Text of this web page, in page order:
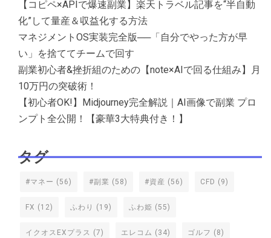
【コピペ×APIで爆速副業】楽天トラベル記事を“半自動
化”して量産＆収益化する方法
マネジメントOS実装完全版──「自分でやった方が早
い」を捨ててチームで回す
副業初心者&挫折組のための【note×AIで回る仕組み】月
10万円の突破術！
【初心者OK!】Midjourney完全解説｜AI画像で副業 プロ
ンプト全公開！【豪華3大特典付き！】
タグ
#マネー (56) #副業 (58) #資産 (56) CFD (9)
FX (12) ふわり (19) ふわ姫 (55)
イクオスEXプラス (7) エレコム (34) ゴルフ (8)